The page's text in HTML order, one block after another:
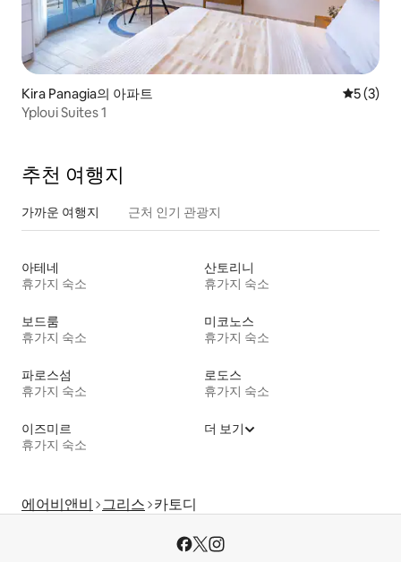
Kira Panagia의 아파트 평점 5점
5 (3)
Yploui Suites 1
추천 여행지
가까운 여행지 근처 인기 관광지
아테네
휴가지 숙소
산토리니
휴가지 숙소
보드룸
휴가지 숙소
미코노스
휴가지 숙소
파로스섬
휴가지 숙소
로도스
휴가지 숙소
이즈미르
휴가지 숙소
더 보기
에어비앤비 그리스 카토디